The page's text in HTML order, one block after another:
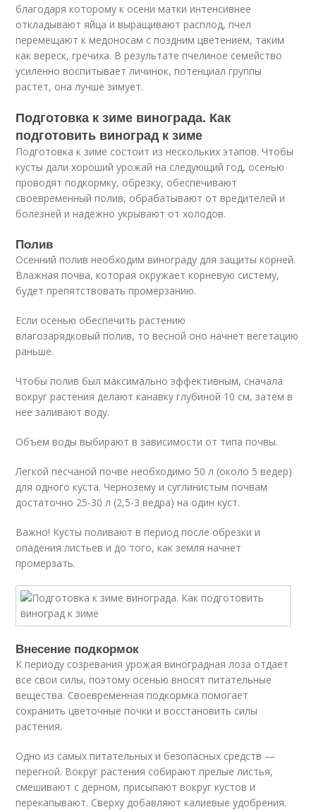
благодаря которому к осени матки интенсивнее
откладывают яйца и выращивают расплод, пчел
перемещают к медоносам с поздним цветением, таким
как вереск, гречиха. В результате пчелиное семейство
усиленно воспитывает личинок, потенциал группы
растет, она лучше зимует.
Подготовка к зиме винограда. Как
подготовить виноград к зиме
Подготовка к зиме состоит из нескольких этапов. Чтобы
кусты дали хороший урожай на следующий год, осенью
проводят подкормку, обрезку, обеспечивают
своевременный полив, обрабатывают от вредителей и
болезней и надежно укрывают от холодов.
Полив
Осенний полив необходим винограду для защиты корней.
Влажная почва, которая окружает корневую систему,
будет препятствовать промерзанию.
Если осенью обеспечить растению
влагозарядковый полив, то весной оно начнет вегетацию
раньше.
Чтобы полив был максимально эффективным, сначала
вокруг растения делают канавку глубиной 10 см, затем в
нее заливают воду.
Объем воды выбирают в зависимости от типа почвы.
Легкой песчаной почве необходимо 50 л (около 5 ведер)
для одного куста. Чернозему и суглинистым почвам
достаточно 25-30 л (2,5-3 ведра) на один куст.
Важно! Кусты поливают в период после обрезки и
опадения листьев и до того, как земля начнет
промерзать.
Внесение подкормок
К периоду созревания урожая виноградная лоза отдает
все свои силы, поэтому осенью вносят питательные
вещества. Своевременная подкормка помогает
сохранить цветочные почки и восстановить силы
растения.
Одно из самых питательных и безопасных средств —
перегной. Вокруг растения собирают прелые листья,
смешивают с дерном, присыпают вокруг кустов и
перекапывают. Сверху добавляют калиевые удобрения.